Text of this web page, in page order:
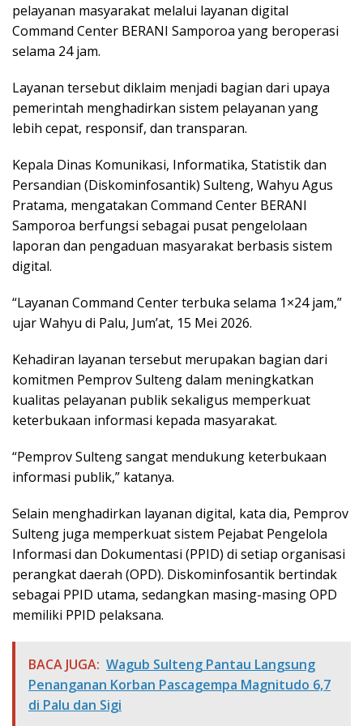
pelayanan masyarakat melalui layanan digital
Command Center BERANI Samporoa yang beroperasi
selama 24 jam.
Layanan tersebut diklaim menjadi bagian dari upaya
pemerintah menghadirkan sistem pelayanan yang
lebih cepat, responsif, dan transparan.
Kepala Dinas Komunikasi, Informatika, Statistik dan
Persandian (Diskominfosantik) Sulteng, Wahyu Agus
Pratama, mengatakan Command Center BERANI
Samporoa berfungsi sebagai pusat pengelolaan
laporan dan pengaduan masyarakat berbasis sistem
digital.
“Layanan Command Center terbuka selama 1×24 jam,”
ujar Wahyu di Palu, Jum’at, 15 Mei 2026.
Kehadiran layanan tersebut merupakan bagian dari
komitmen Pemprov Sulteng dalam meningkatkan
kualitas pelayanan publik sekaligus memperkuat
keterbukaan informasi kepada masyarakat.
“Pemprov Sulteng sangat mendukung keterbukaan
informasi publik,” katanya.
Selain menghadirkan layanan digital, kata dia, Pemprov
Sulteng juga memperkuat sistem Pejabat Pengelola
Informasi dan Dokumentasi (PPID) di setiap organisasi
perangkat daerah (OPD). Diskominfosantik bertindak
sebagai PPID utama, sedangkan masing-masing OPD
memiliki PPID pelaksana.
BACA JUGA: Wagub Sulteng Pantau Langsung
Penanganan Korban Pascagempa Magnitudo 6,7
di Palu dan Sigi